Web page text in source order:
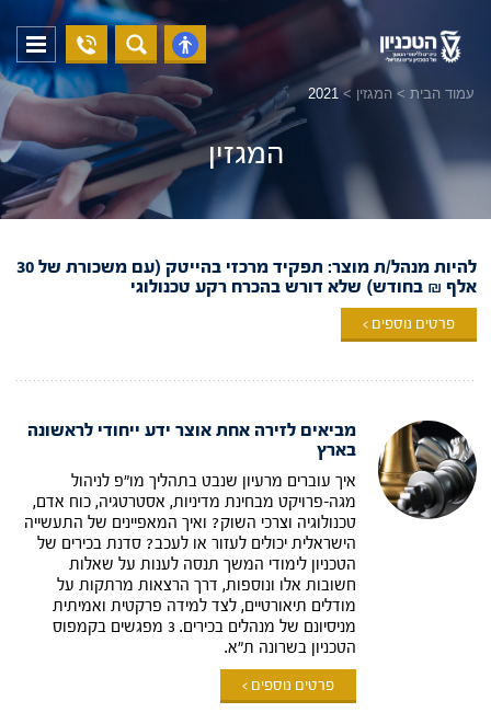
פתח
נגישות
04-
8294228
פתח
תפריט
עמוד הבית > המגזין >
2021
המגזין
להיות מנהל/ת מוצר: תפקיד מרכזי בהייטק (עם משכורת של 30
אלף ₪ בחודש) שלא דורש בהכרח רקע טכנולוגי
פרטים נוספים >
מביאים לזירה אחת אוצר ידע ייחודי לראשונה
בארץ
איך עוברים מרעיון שנבט בתהליך מו"פ לניהול
מגה-פרויקט מבחינת מדיניות, אסטרטגיה, כוח אדם,
טכנולוגיה וצרכי השוק? ואיך המאפיינים של התעשייה
הישראלית יכולים לעזור או לעכב? סדנת בכירים של
הטכניון לימודי המשך תנסה לענות על שאלות
חשובות אלו ונוספות, דרך הרצאות מרתקות על
מודלים תיאורטיים, לצד למידה פרקטית ואמיתית
מניסיונם של מנהלים בכירים. 3 מפגשים בקמפוס
הטכניון בשרונה ת"א.
פרטים נוספים >